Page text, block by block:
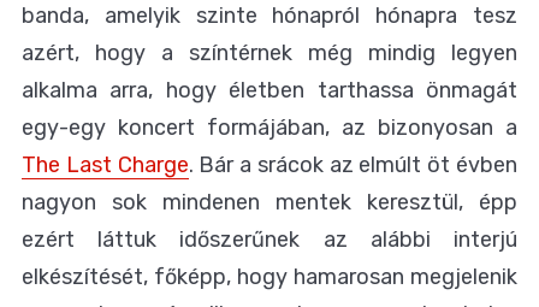
banda, amelyik szinte hónapról hónapra tesz
azért, hogy a színtérnek még mindig legyen
alkalma arra, hogy életben tarthassa önmagát
egy-egy koncert formájában, az bizonyosan a
The Last Charge. Bár a srácok az elmúlt öt évben
nagyon sok mindenen mentek keresztül, épp
ezért láttuk időszerűnek az alábbi interjú
elkészítését, főképp, hogy hamarosan megjelenik